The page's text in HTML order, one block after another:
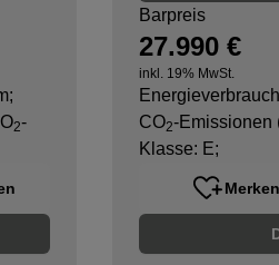
;
2-
Barpreis
27.990 €
inkl. 19% MwSt.
CO2-Emissionen
Klasse: E;
Merken